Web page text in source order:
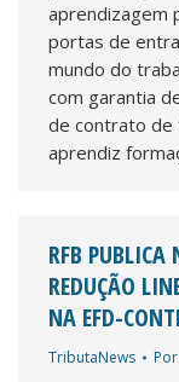
aprendizagem
portas de
mundo do
com garantia
de contrato de
aprendiz
RFB PUBLICA
REDUÇÃO
NA EFD-
TributaNews Por